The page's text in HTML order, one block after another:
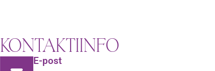
KONTAKTIINFO
E-post